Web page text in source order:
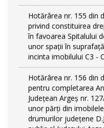
Hotărârea nr. 155 din
privind constituirea
în favoarea Spitalului
unor spații în
incinta imobilului C3 -
Hotărârea nr. 156 din
pentru completarea
Județean Argeș nr.
unor părţi din
drumurilor județene